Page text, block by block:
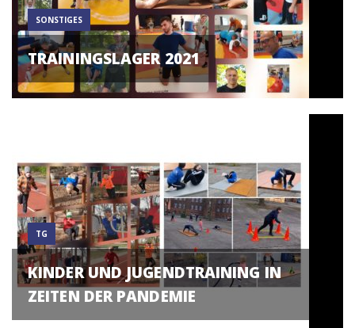
SONSTIGES
TRAININGSLAGER 2021
TG
KINDER UND JUGENDTRAINING IN
ZEITEN DER PANDEMIE